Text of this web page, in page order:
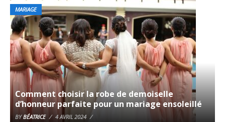
MARIAGE
Comment choisir la robe de demoiselle
d’honneur parfaite pour un mariage ensoleillé
BYBÉATRICE 4 AVRIL 2024